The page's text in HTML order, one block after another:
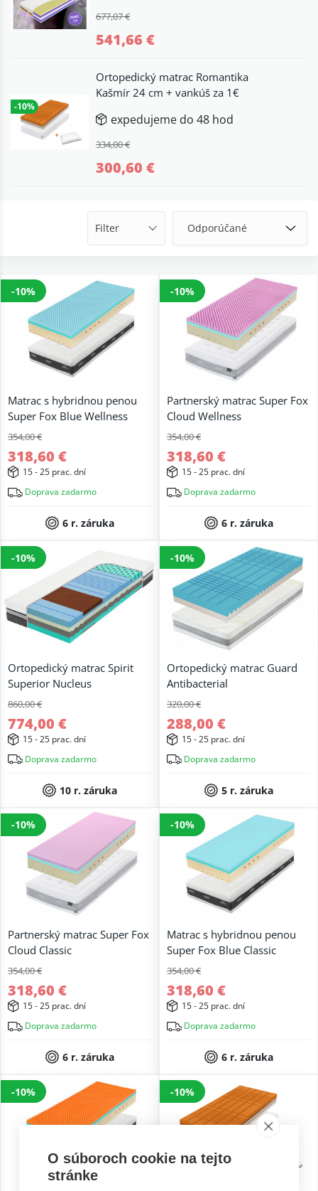
677,07 €
541,66 €
-10%
Ortopedický matrac Romantika
Kašmír 24 cm + vankúš za 1€
expedujeme do 48 hod
334,00 €
300,60 €
Filter
-10%
Matrac s hybridnou penou
Super Fox Blue Wellness
354,00 €
318,60 €
15 - 25 prac. dní
Doprava zadarmo
6 r. záruka
-10%
Partnerský matrac Super Fox
Cloud Wellness
354,00 €
318,60 €
15 - 25 prac. dní
Doprava zadarmo
6 r. záruka
-10%
Ortopedický matrac Spirit
Superior Nucleus
860,00 €
774,00 €
15 - 25 prac. dní
Doprava zadarmo
10 r. záruka
-10%
Ortopedický matrac Guard
Antibacterial
320,00 €
288,00 €
15 - 25 prac. dní
Doprava zadarmo
5 r. záruka
-10%
Partnerský matrac Super Fox
Cloud Classic
354,00 €
318,60 €
15 - 25 prac. dní
Doprava zadarmo
6 r. záruka
-10%
Matrac s hybridnou penou
Super Fox Blue Classic
354,00 €
318,60 €
15 - 25 prac. dní
Doprava zadarmo
6 r. záruka
-10% -10%
O súboroch cookie na tejto
stránke